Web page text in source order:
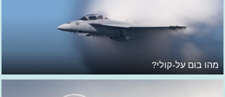
מהו בום על-קולי?